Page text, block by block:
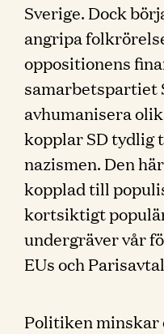
Sverige. Dock
angripa
oppositionens
samarbetspartiet
avhumanisera
kopplar SD tydlig
nazismen. Den
kopplad till
kortsiktigt
undergräver vår
EUs och
Politiken minskar